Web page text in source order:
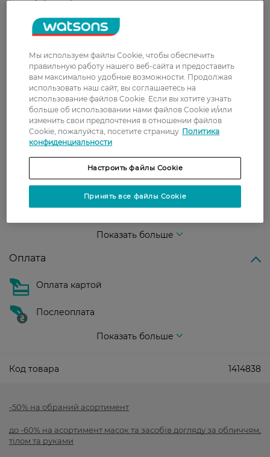
З 0 відгуків
Доставка
Новая почта
В отделение Новой почты - 99 грн, бесплатно
от 699 грн
Укрпочта
Стоимость доставки – 79 грн, бесплатная
доставка от – 599 грн
Забрать сегодня в магазине Watsons
Показать больше
Оплата
Оплата картой
Послеоплата
Показать больше
Код товара 1414838
-50% на обраний асортимент
до -60% на асортимент масок та засобів догляду за обличчям,
тілом та руками
Мы используем файлы Cookie, чтобы обеспечить
правильную работу нашего веб-сайта и предоставить
вам максимально удобные возможности. Продолжая
использовать наш сайт, вы соглашаетесь на
использование файлов Cookie. Если вы хотите узнать
больше об использовании нами файлов Cookie и/или
изменить свои предпочтения в отношении файлов
Cookie, пожалуйста, посетите страницу Политика
конфиденциальности
Настроить файлы Cookie
Принять все файлы Cookie